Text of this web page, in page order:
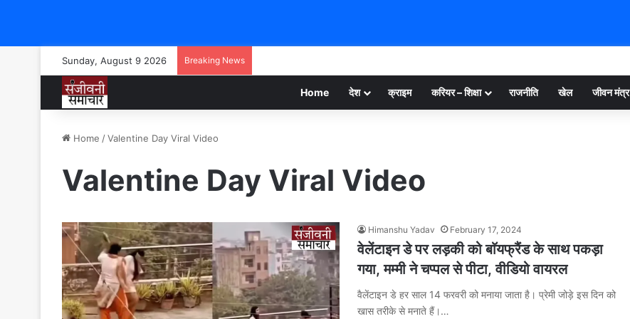
Sunday, August 9 2026 Breaking News
Home देश क्राइम करियर – शिक्षा राजनीति खेल जीवन मंत्र
Home /Valentine Day Viral Video
Valentine Day Viral Video
Himanshu Yadav February 17, 2024
वेलेंटाइन डे पर लड़की को बाॅयफ्रैंड के साथ पकड़ा
गया, मम्मी ने चप्पल से पीटा, वीडियो वायरल
वैलेंटाइन डे हर साल 14 फरवरी को मनाया जाता है। प्रेमी जोड़े इस दिन को
खास तरीके से मनाते हैं।…